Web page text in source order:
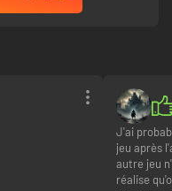
J'ai
jeu après
autre jeu
réalise